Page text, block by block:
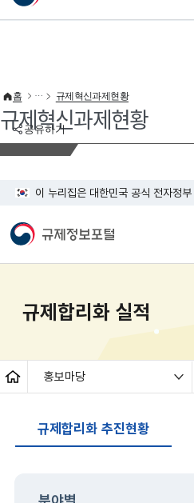
이 누리집은 대한민국 공식 전자정부 누리집입니다.
공유하기
홈 규제혁신과제현황
규제혁신과제현황